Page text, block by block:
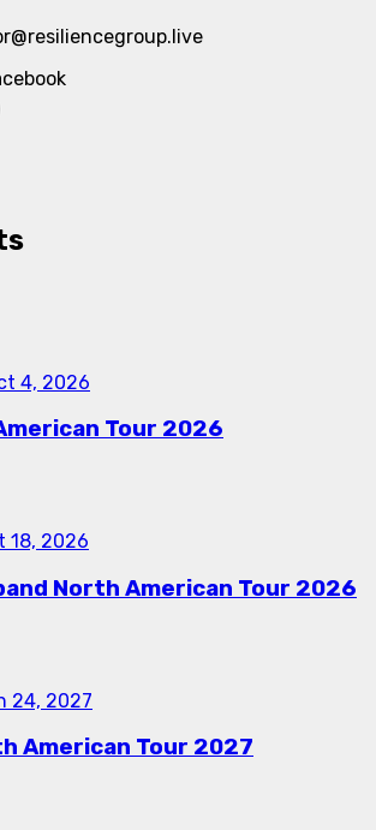
4, 2026
Tour 2026
18, 2026
North American Tour 2026
24, 2027
American Tour 2027